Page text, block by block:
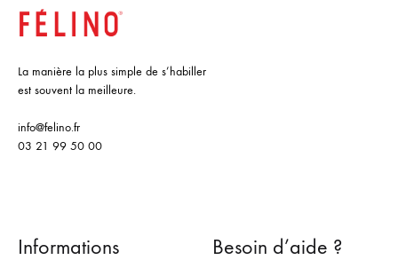
La manière la plus simple de s’habiller
est souvent la meilleure.
info@felino.fr
03 21 99 50 00
Informations Besoin d’aide ?